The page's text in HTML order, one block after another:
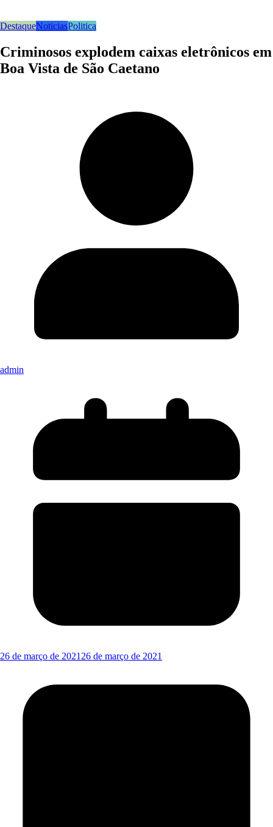
DestaqueNoticiasPolitica
Criminosos explodem caixas eletrônicos em
Boa Vista de São Caetano
admin
26 de março de 2021 26 de março de 2021